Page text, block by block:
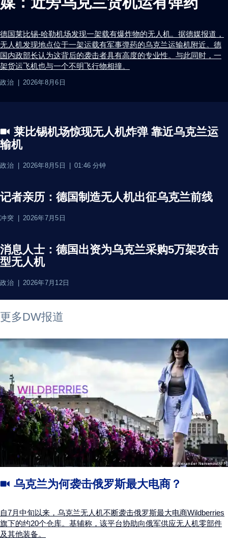
德国莱比锡-哈勒机场发现一架载有爆炸物的无人机。据德媒报道，
无人机发现地点位于一架运载有军事弹药的乌克兰运输机附近。德
国内政部长认为这背后的袭击者具有高度的专业性。与此同时，一
架货运飞机也与一个不明飞行物相撞。
政治 2026年8月6日
莱比锡机场惊现无人机炸弹 靠近乌克兰运
输机
政治 2026年8月5日 01:46 分钟
记者亲历：德国制造无人机出征乌克兰前线
冲突 2026年7月5日
消息人士：德国出资为乌克兰采购5万架攻击
型无人机
政治 2026年7月12日
更多DW报道
乌克兰为何袭击俄罗斯最大电商？
自7月中旬以来，乌克兰无人机不断袭击俄罗斯最大电商Wildberries
旗下的约20个仓库。基辅称，该平台协助向俄军供应无人机零部件
及其他装备。